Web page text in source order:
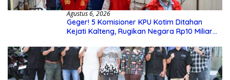
Agustus 6, 2026
Geger! 5 Komisioner KPU Kotim Ditahan
Kejati Kalteng, Rugikan Negara Rp10 Miliar